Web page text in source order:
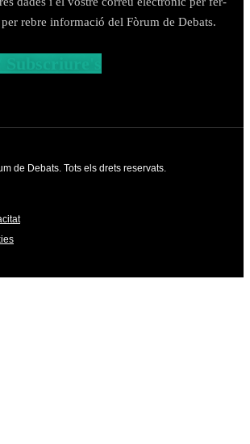
rebre informació del Fòrum de Debats.
de Debats. Tots els drets reservats.